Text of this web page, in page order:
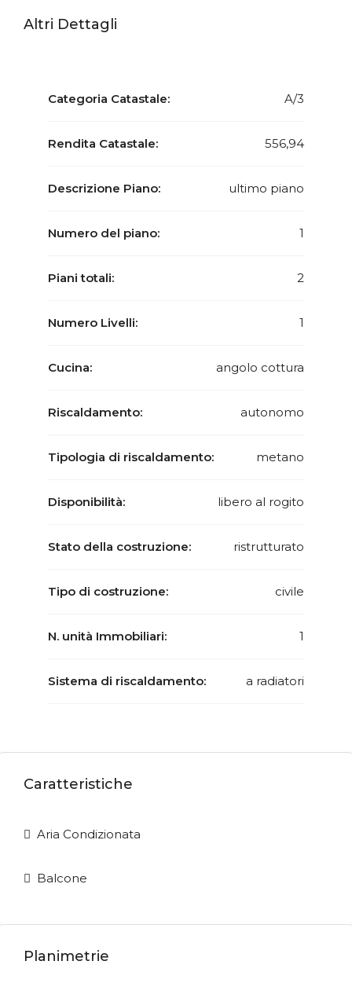
Altri Dettagli
Categoria Catastale: A/3
Rendita Catastale: 556,94
Descrizione Piano: ultimo piano
Numero del piano: 1
Piani totali: 2
Numero Livelli: 1
Cucina: angolo cottura
Riscaldamento: autonomo
Tipologia di riscaldamento: metano
Disponibilità: libero al rogito
Stato della costruzione: ristrutturato
Tipo di costruzione: civile
N. unità Immobiliari: 1
Sistema di riscaldamento: a radiatori
Caratteristiche
Aria Condizionata
Balcone
Planimetrie